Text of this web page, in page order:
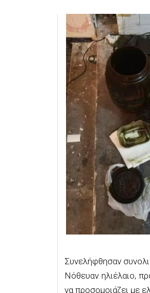
Συνελήφθησαν
Νόθευαν ηλιέλαιο,
να προσομοιάζει με